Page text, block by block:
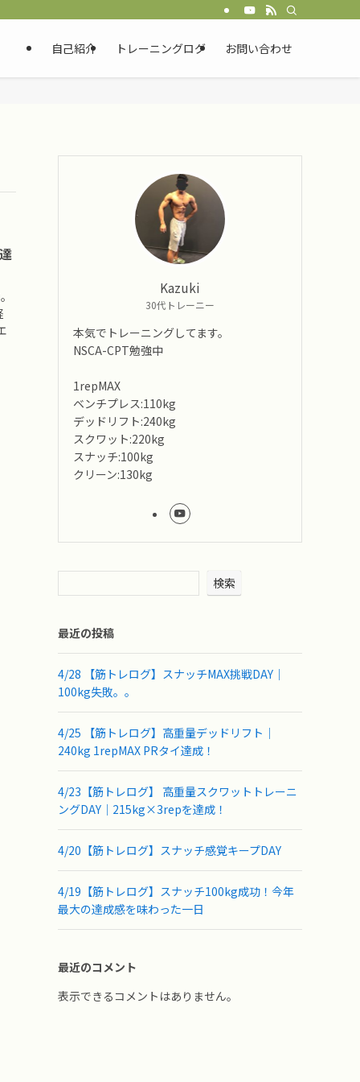
自己紹介 トレーニングログ お問い合わせ
Kazuki
30代トレーニー
本気でトレーニングしてます。
NSCA-CPT勉強中
1repMAX
ベンチプレス:110kg
デッドリフト:240kg
スクワット:220kg
スナッチ:100kg
クリーン:130kg
検索
最近の投稿
4/28 【筋トレログ】スナッチMAX挑戦DAY｜
100kg失敗。。
4/25 【筋トレログ】高重量デッドリフト｜
240kg 1repMAX PRタイ達成！
4/23【筋トレログ】 高重量スクワットトレーニ
ングDAY｜215kg×3repを達成！
4/20【筋トレログ】スナッチ感覚キープDAY
4/19【筋トレログ】スナッチ100kg成功！今年
最大の達成感を味わった一日
最近のコメント
表示できるコメントはありません。